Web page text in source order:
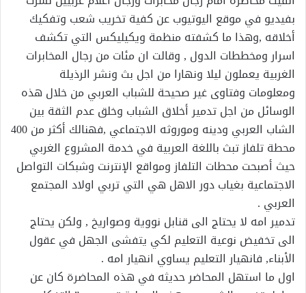
بفيديو في موقع اليوتيوب عن كفية تخريب شعب وتفكيك
أخلاقه ,وهذا ما كشفته منظمة ويكيليكس التي تكشف
اسرار ومخططات الدول , وقالت ان مئات من رجال المخابرات
الغربية يعملون ليلا ونهارا من اجل بث ونشر الرذيلة
ومعلومات وفتاوى غير صحيحة للشباب العربي من خلال هذه
الوسائل من اجل تدمير أخلاق الشباب وخلق عدم الثقة بين
الشاب العربي ودينه وموروثه الاجتماعي ,فهنالك أكثر من 400
محطة تلفاز تبث باللغة العربية في خدمة المشروع الغربي
حيث أصبحت محطات التلفاز ومواقع الإنترنت وشبكات التواصل
الاجتماعية بغياب دور الاهل هي التي تربي اولاد المجتمع
العربي .
تدمير امه لا يحتاج الى قنابل نووية وصواريخ , ولكن يحتاج
الى تخفيض نوعية التعليم لكي يتفشى الجهل في عقول
الأبناء, فانهيار التعليم يساوي انهيار امه .
اول ما استهل المحاضر حديثه في هذه المحاضرة كان عن